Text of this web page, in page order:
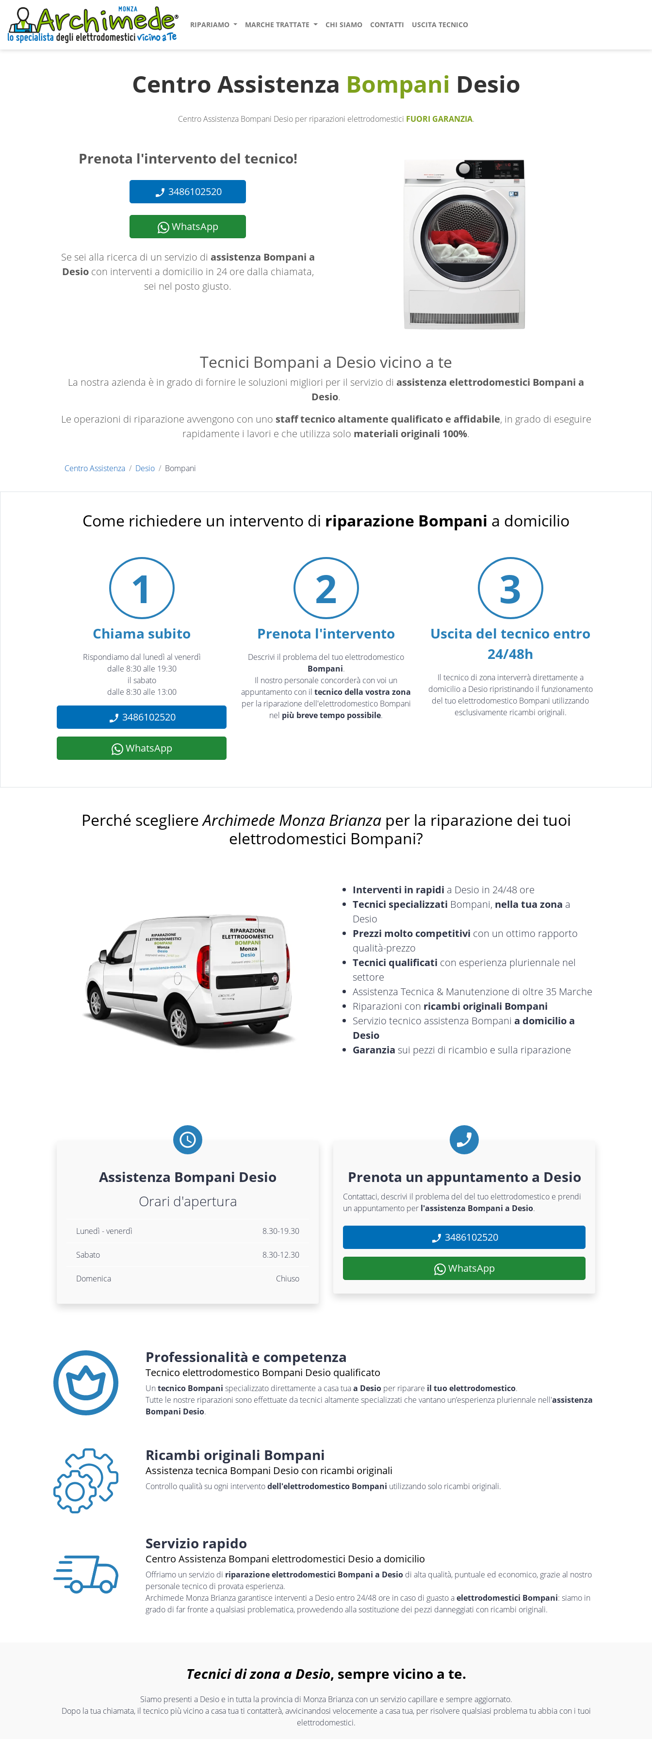
RIPARIAMO MARCHE TRATTATE CHI SIAMO CONTATTI USCITA TECNICO
Centro Assistenza Bompani Desio
Centro Assistenza Bompani Desio per riparazioni elettrodomestici FUORI GARANZIA.
Prenota l'intervento del tecnico!
3486102520
WhatsApp
Se sei alla ricerca di un servizio di assistenza Bompani a
Desiocon interventi a domicilio in 24 ore dalla chiamata,
sei nel posto giusto.
Tecnici Bompani a Desio vicino a te
La nostra azienda è in grado di fornire le soluzioni migliori per il servizio di assistenza elettrodomestici Bompani a
Desio.
Le operazioni di riparazione avvengono con uno staff tecnico altamente qualificato e affidabile, in grado di eseguire
rapidamente i lavori e che utilizza solo materiali originali 100%.
Centro Assistenza Desio Bompani
Come richiedere un intervento di riparazione Bompani a domicilio
1
Chiama subito
Rispondiamo dal lunedì al venerdì
dalle 8:30 alle 19:30
il sabato
dalle 8:30 alle 13:00
3486102520
WhatsApp
2
Prenota l'intervento
Descrivi il problema del tuo elettrodomestico
Bompani.
Il nostro personale concorderà con voi un
appuntamento con il tecnico della vostra zona
per la riparazione dell'elettrodomestico Bompani
nel più breve tempo possibile.
3
Uscita del tecnico entro
24/48h
Il tecnico di zona interverrà direttamente a
domicilio a Desio ripristinando il funzionamento
del tuo elettrodomestico Bompani utilizzando
esclusivamente ricambi originali.
Perché scegliereArchimede Monza Brianzaper la riparazione dei tuoi
elettrodomestici Bompani?
Interventi in rapidi a Desio in 24/48 ore
Tecnici specializzati Bompani, nella tua zona a
Desio
Prezzi molto competitivi con un ottimo rapporto
qualità-prezzo
Tecnici qualificati con esperienza pluriennale nel
settore
Assistenza Tecnica & Manutenzione di oltre 35 Marche
Riparazioni con ricambi originali Bompani
Servizio tecnico assistenza Bompani a domicilio a
Desio
Garanzia sui pezzi di ricambio e sulla riparazione
Assistenza Bompani Desio
Orari d'apertura
Lunedì - venerdì 8.30-19.30
Sabato 8.30-12.30
Domenica Chiuso
Prenota un appuntamento a Desio
Contattaci, descrivi il problema del del tuo elettrodomestico e prendi
un appuntamento per l'assistenza Bompani a Desio.
3486102520
WhatsApp
Professionalità e competenza
Tecnico elettrodomestico Bompani Desio qualificato
Un tecnico Bompani specializzato direttamente a casa tuaa Desio per riparare il tuo elettrodomestico.
Tutte le nostre riparazioni sono effettuate da tecnici altamente specializzati che vantano un’esperienza pluriennale nell'assistenza
Bompani Desio.
Ricambi originali Bompani
Assistenza tecnica Bompani Desio con ricambi originali
Controllo qualità su ogni interventodell'elettrodomestico Bompani utilizzando solo ricambi originali.
Servizio rapido
Centro Assistenza Bompani elettrodomestici Desio a domicilio
Offriamo un servizio di riparazione elettrodomestici Bompani a Desio di alta qualità, puntuale ed economico, grazie al nostro
personale tecnico di provata esperienza.
Archimede Monza Brianza garantisce interventi a Desio entro 24/48 ore in caso di guasto aelettrodomestici Bompani: siamo in
grado di far fronte a qualsiasi problematica, provvedendo alla sostituzione dei pezzi danneggiati con ricambi originali.
Tecnici di zona a Desio, sempre vicino a te.
Siamo presenti a Desio e in tutta la provincia di Monza Brianza con un servizio capillare e sempre aggiornato.
Dopo la tua chiamata, il tecnico più vicino a casa tua ti contatterà, avvicinandosi velocemente a casa tua, per risolvere qualsiasi problema tu abbia con i tuoi
elettrodomestici.